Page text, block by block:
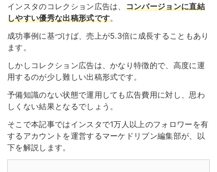
インスタのコレクション広告は、 コンバージョンに直結
しやすい優秀な出稿形式です。
成功事例に基づけば、売上が5.3倍に成長することもあり
ます。
しかしコレクション広告は、かなり特徴的で、高度に運
用するのが少し難しい出稿形式です。
予備知識のない状態で運用しても広告費用に対し、思わ
しくない結果となるでしょう。
そこで本記事ではインスタで1万人以上のフォロワーを有
するアカウントを運営するマーケドリブン編集部が、以
下を解説します。